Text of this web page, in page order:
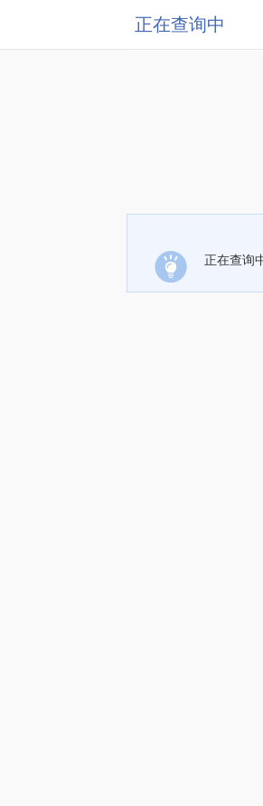
正在查询中
正在查询